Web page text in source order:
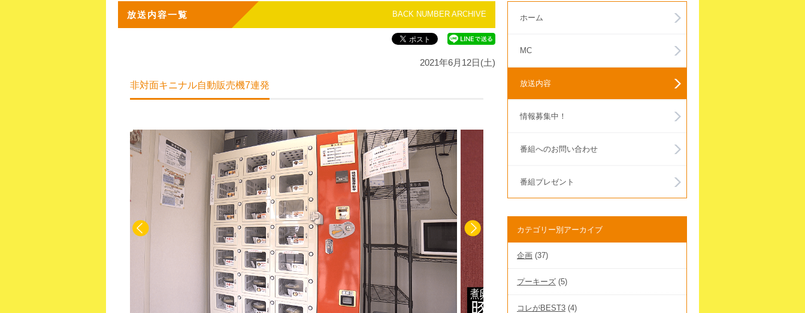
放送内容一覧 BACK NUMBER ARCHIVE
2021年6月12日(土)
非対面キニナル自動販売機7連発
ホーム
MC
放送内容
情報募集中！
番組へのお問い合わせ
番組プレゼント
カテゴリー別アーカイブ
企画 (37)
プーキーズ (5)
コレがBEST3 (4)